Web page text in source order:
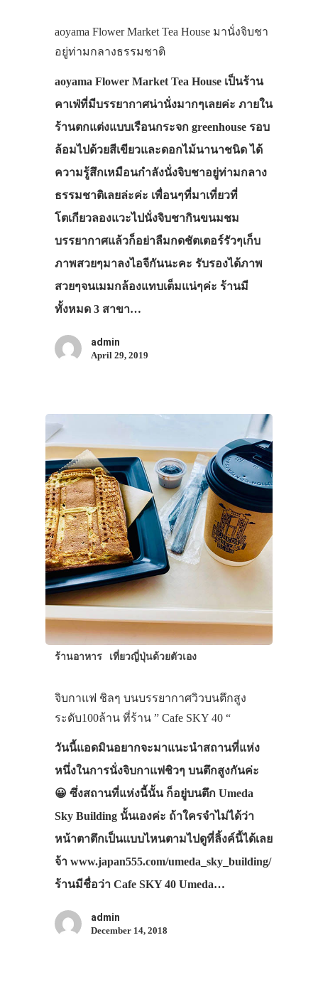
aoyama Flower Market Tea House มานั่งจิบชา
อยู่ท่ามกลางธรรมชาติ
aoyama Flower Market Tea House เป็นร้าน
คาเฟ่ที่มีบรรยากาศน่านั่งมากๆเลยค่ะ ภายใน
ร้านตกแต่งแบบเรือนกระจก greenhouse รอบ
ล้อมไปด้วยสีเขียวและดอกไม้นานาชนิด ได้
ความรู้สึกเหมือนกำลังนั่งจิบชาอยู่ท่ามกลาง
ธรรมชาติเลยล่ะค่ะ เพื่อนๆที่มาเที่ยวที่
โตเกียวลองแวะไปนั่งจิบชากินขนมชม
บรรยากาศแล้วก็อย่าลืมกดชัตเตอร์รัวๆเก็บ
ภาพสวยๆมาลงไอจีกันนะคะ รับรองได้ภาพ
สวยๆจนเมมกล้องแทบเต็มแน่ๆค่ะ ร้านมี
ทั้งหมด 3 สาขา…
admin
April 29, 2019
ร้านอาหาร เที่ยวญี่ปุ่นด้วยตัวเอง
จิบกาแฟ ชิลๆ บนบรรยากาศวิวบนตึกสูง
ระดับ100ล้าน ที่ร้าน ” Cafe SKY 40 “
วันนี้แอดมินอยากจะมาแนะนำสถานที่แห่ง
หนึ่งในการนั่งจิบกาแฟชิวๆ บนตึกสูงกันค่ะ
😀 ซึ่งสถานที่แห่งนี้นั้น ก็อยู่บนตึก Umeda
Sky Building นั้นเองค่ะ ถ้าใครจำไม่ได้ว่า
หน้าตาตึกเป็นแบบไหนตามไปดูที่ลิ้งค์นี้ได้เลย
จ้า www.japan555.com/umeda_sky_building/
ร้านมีชื่อว่า Cafe SKY 40 Umeda…
admin
December 14, 2018
สาระน่ารู้
ภาพประทับใจ